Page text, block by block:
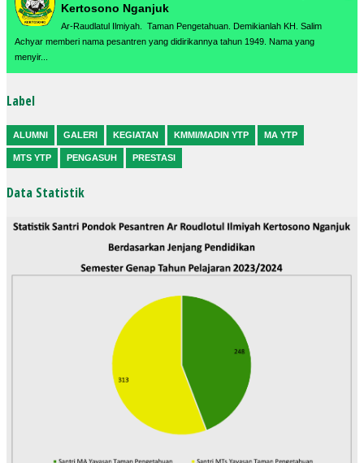
Kertosono Nganjuk
Ar-Raudlatul Ilmiyah. Taman Pengetahuan. Demikianlah KH. Salim
Achyar memberi nama pesantren yang didirikannya tahun 1949. Nama yang
menyir...
Label
ALUMNI GALERI KEGIATAN KMMI/MADIN YTP MA YTP
MTS YTP PENGASUH PRESTASI
Data Statistik